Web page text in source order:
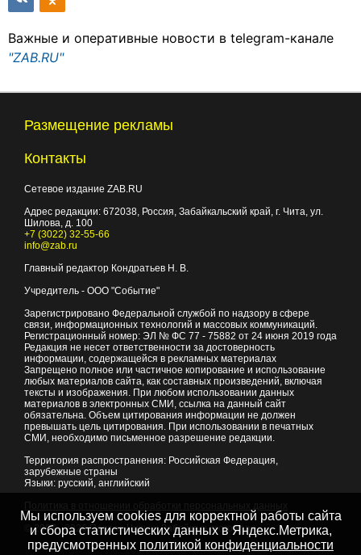
Важные и оперативные новости в telegram-канале
"ZAB.RU"
Размещение рекламы
Контакты
Сетевое издание ZAB.RU
Адрес редакции: 672038, Россия, Забайкальский край, г. Чита, ул.
Шилова, д. 100
+7 (3022) 32-55-66
info@zab.ru
Главный редактор Кондратьев Н. В.
Учредитель - ООО "Событие"
Зарегистрировано Федеральной службой по надзору в сфере
связи, информационных технологий и массовых коммуникаций.
Регистрационный номер: ЭЛ № ФС 77 - 75882 от 24 июня 2019 года
Редакция не несет ответственности за достоверность
информации, содержащейся в рекламных материалах
Запрещено полное или частичное копирование и использование
любых материалов сайта, как составных произведений, включая
тексты и изображения. При любом использовании данных
материалов в электронных СМИ, ссылка на данный сайт
обязательна. Объем цитирования информации не должен
превышать цель цитирования. При использовании в печатных
СМИ, необходимо письменное разрешение редакции.
Территория распространения: Российская Федерация,
зарубежные страны
Языки: русский, английский
© 2007 - 2026Портал Читы и Забайкальского края
Мы используем cookies для корректной работы сайта
и сбора статистических данных в Яндекс.Метрика,
предусмотренных политикой конфиденциальности